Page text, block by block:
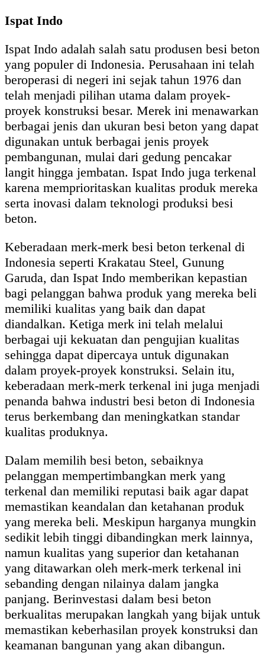
Ispat Indo
Ispat Indo adalah salah satu produsen besi beton
yang populer di Indonesia. Perusahaan ini telah
beroperasi di negeri ini sejak tahun 1976 dan
telah menjadi pilihan utama dalam proyek-
proyek konstruksi besar. Merek ini menawarkan
berbagai jenis dan ukuran besi beton yang dapat
digunakan untuk berbagai jenis proyek
pembangunan, mulai dari gedung pencakar
langit hingga jembatan. Ispat Indo juga terkenal
karena memprioritaskan kualitas produk mereka
serta inovasi dalam teknologi produksi besi
beton.
Keberadaan merk-merk besi beton terkenal di
Indonesia seperti Krakatau Steel, Gunung
Garuda, dan Ispat Indo memberikan kepastian
bagi pelanggan bahwa produk yang mereka beli
memiliki kualitas yang baik dan dapat
diandalkan. Ketiga merk ini telah melalui
berbagai uji kekuatan dan pengujian kualitas
sehingga dapat dipercaya untuk digunakan
dalam proyek-proyek konstruksi. Selain itu,
keberadaan merk-merk terkenal ini juga menjadi
penanda bahwa industri besi beton di Indonesia
terus berkembang dan meningkatkan standar
kualitas produknya.
Dalam memilih besi beton, sebaiknya
pelanggan mempertimbangkan merk yang
terkenal dan memiliki reputasi baik agar dapat
memastikan keandalan dan ketahanan produk
yang mereka beli. Meskipun harganya mungkin
sedikit lebih tinggi dibandingkan merk lainnya,
namun kualitas yang superior dan ketahanan
yang ditawarkan oleh merk-merk terkenal ini
sebanding dengan nilainya dalam jangka
panjang. Berinvestasi dalam besi beton
berkualitas merupakan langkah yang bijak untuk
memastikan keberhasilan proyek konstruksi dan
keamanan bangunan yang akan dibangun.